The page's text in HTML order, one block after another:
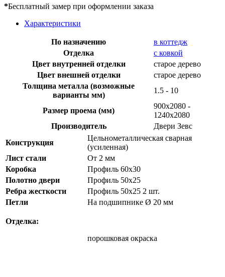
*Бесплатный замер при оформлении заказа
Характеристики
По назначению
в коттедж
Отделка
с ковкой
Цвет внутренней отделки
старое дерево
Цвет внешней отделки
старое дерево
Толщина металла (возможные
варианты мм)
1.5 - 10
Размер проема (мм)
900х2080 -
1240х2080
Производитель
Двери Зевс
Конструкция
Цельнометаллическая сварная
(усиленная)
Лист стали
От 2 мм
Коробка
Профиль 60х30
Полотно двери
Профиль 50х25
Ребра жесткости
Профиль 50х25 2 шт.
Петли
На подшипнике Ø 20 мм
Отделка:
порошковая окраска